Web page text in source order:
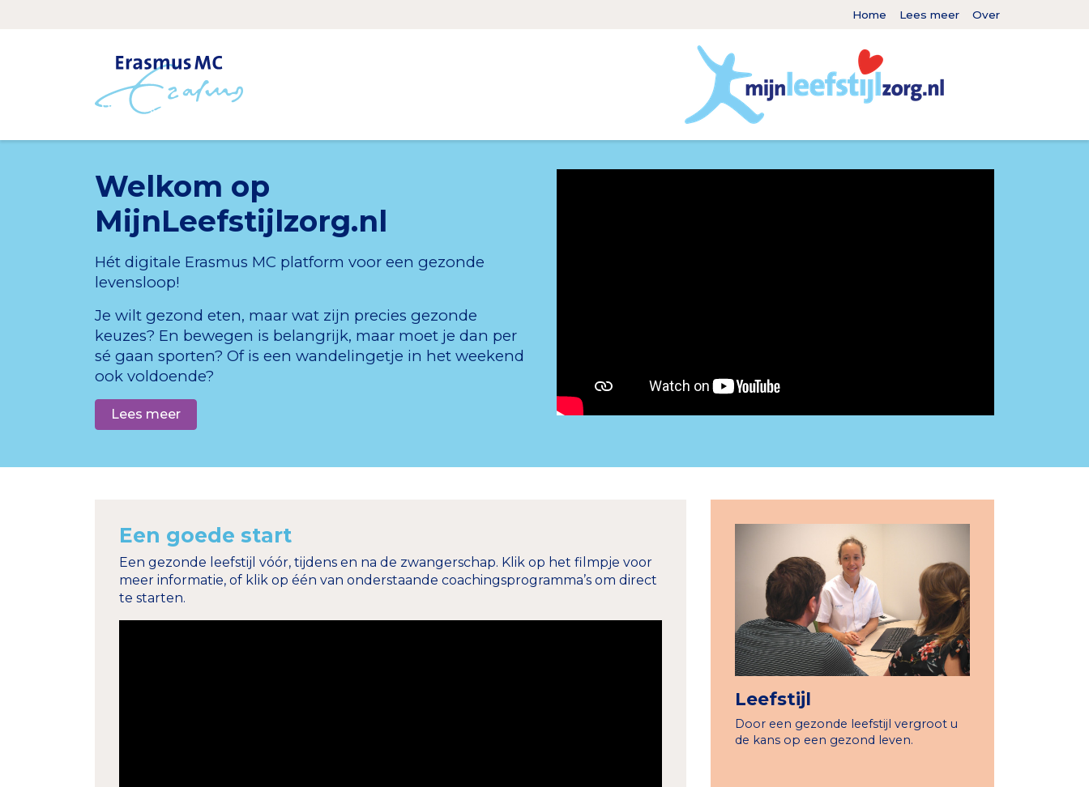
Home Lees meer Over
Welkom op
MijnLeefstijlzorg.nl
Hét digitale Erasmus MC platform voor een gezonde
levensloop!
Je wilt gezond eten, maar wat zijn precies gezonde
keuzes? En bewegen is belangrijk, maar moet je dan per
sé gaan sporten? Of is een wandelingetje in het weekend
ook voldoende?
Lees meer
Een goede start
Een gezonde leefstijl vóór, tijdens en na de zwangerschap. Klik op het filmpje voor
meer informatie, of klik op één van onderstaande coachingsprogramma’s om direct
te starten.
Leefstijl
Door een gezonde leefstijl vergroot u
de kans op een gezond leven.